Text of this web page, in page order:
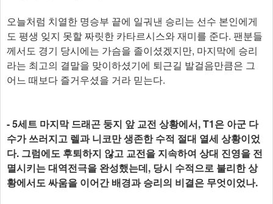
오늘처럼 치열한 명승부 끝에 일궈낸 승리는 선수 본인에게
도 평생 잊지 못할 짜릿한 카타르시스와 재미를 준다. 팬분들
께서도 경기 당시에는 가슴을 졸이셨겠지만, 마지막에 승리
라는 최고의 결말을 맞이하셨기에 퇴근길 발걸음만큼은 그
어느 때보다 즐거우셨을 거라 믿는다.
- 5세트 마지막 드래곤 둥지 앞 교전 상황에서, T1은 아군 다
수가 쓰러지고 렐과 니코만 생존한 수적 절대 열세 상황이었
다. 그럼에도 후퇴하지 않고 교전을 지속하여 상대 진영을 전
멸시키는 대역전극을 완성했는데, 당시 수적으로 불리한 상
황에서도 싸움을 이어간 배경과 승리의 비결은 무엇이었나.